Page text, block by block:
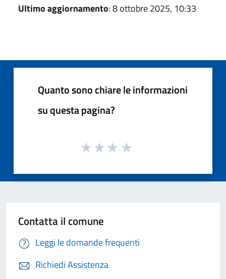
Ultimo aggiornamento: 8 ottobre 2025, 10:33
Quanto sono chiare le informazioni
su questa pagina?
Contatta il comune
Leggi le domande frequenti
Richiedi Assistenza